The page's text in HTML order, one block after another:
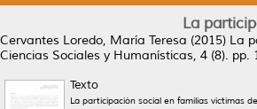
La
Cervantes Loredo, María Teresa (2015) La
Ciencias Sociales y Humanísticas, 4 (8). pp.
Texto
La participación social en familias víctimas